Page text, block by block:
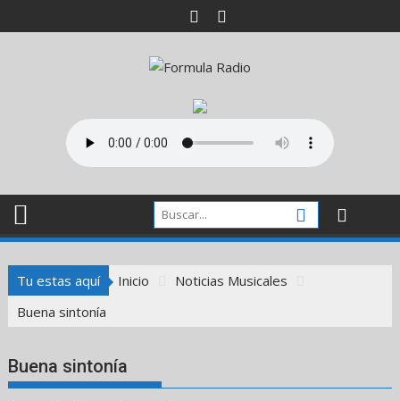
al
Tu estas aquí Inicio
Noticias Musicales
Buena sintonía
Buena sintonía